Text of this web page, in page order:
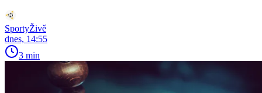
SportyŽivě
dnes, 14:55
3 min